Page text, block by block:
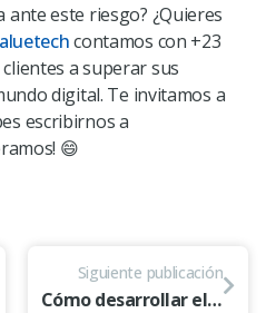
este riesgo? ¿Quieres
contamos con +23
a superar sus
digital. Te invitamos a
escribirnos a
😄
Siguiente publicación
Cómo desarrollar el talento digital en tu equipo de finanzas para maximizar la rentabilidad y la innovación